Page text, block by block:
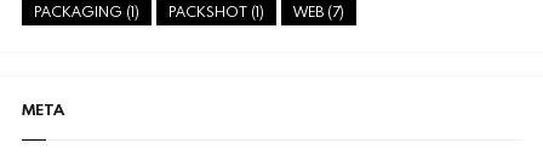
PACKAGING (1) PACKSHOT (1) WEB (7)
META